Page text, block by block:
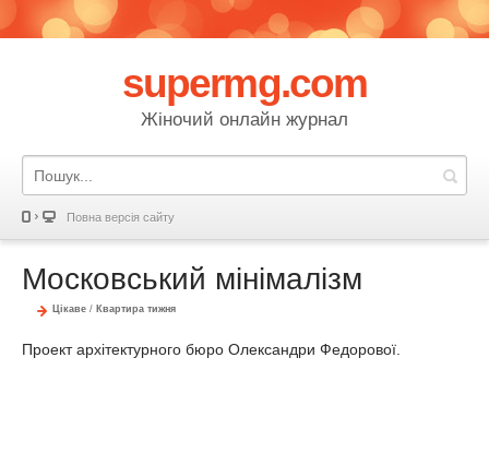
supermg.com
Жіночий онлайн журнал
Повна версія сайту
Московський мінімалізм
Цікаве / Квартира тижня
Проект архітектурного бюро Олександри Федорової.